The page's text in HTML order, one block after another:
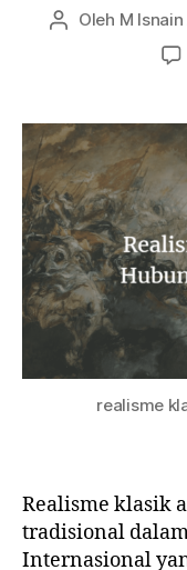
Penulis
Oleh M
realisme
Realisme klasik
tradisional
Internasional